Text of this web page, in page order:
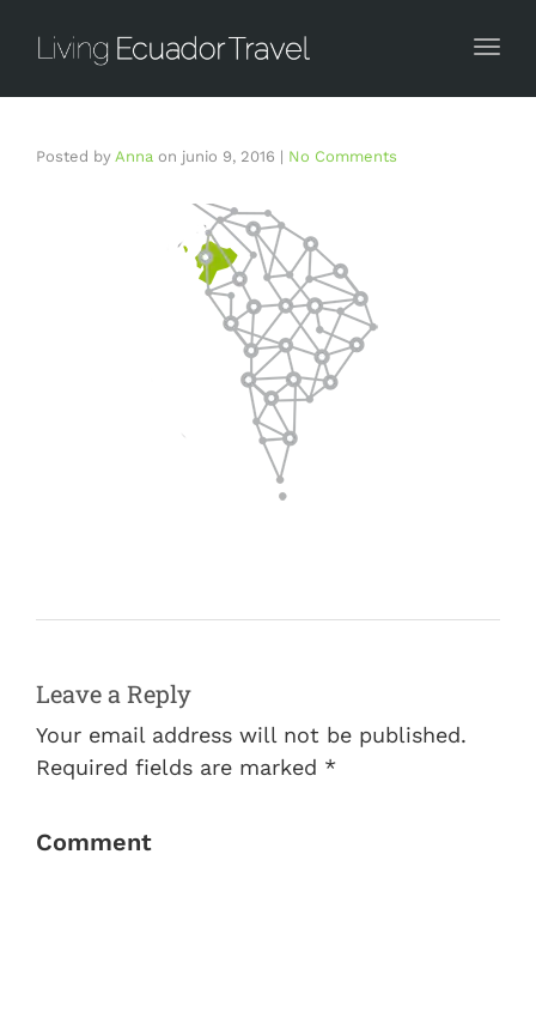
Posted by Anna on junio 9, 2016 | No Comments
Leave a Reply
Your email address will not be published.
Required fields are marked *
Comment